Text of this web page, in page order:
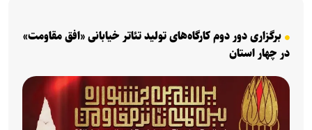
برگزاری دور دوم کارگاه‌های تولید تئاتر خیابانی «افق مقاومت»
در چهار استان